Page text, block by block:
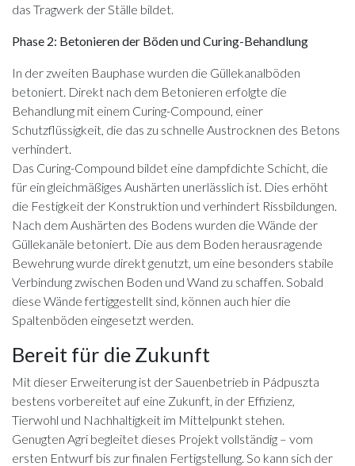
das Tragwerk der Ställe bildet.
Phase 2: Betonieren der Böden und Curing-Behandlung
In der zweiten Bauphase wurden die Güllekanalböden
betoniert. Direkt nach dem Betonieren erfolgte die
Behandlung mit einem Curing-Compound, einer
Schutzflüssigkeit, die das zu schnelle Austrocknen des Betons
verhindert.
Das Curing-Compound bildet eine dampfdichte Schicht, die
für ein gleichmäßiges Aushärten unerlässlich ist. Dies erhöht
die Festigkeit der Konstruktion und verhindert Rissbildungen.
Nach dem Aushärten des Bodens wurden die Wände der
Güllekanäle betoniert. Die aus dem Boden herausragende
Bewehrung wurde direkt genutzt, um eine besonders stabile
Verbindung zwischen Boden und Wand zu schaffen. Sobald
diese Wände fertiggestellt sind, können auch hier die
Spaltenböden eingesetzt werden.
Bereit für die Zukunft
Mit dieser Erweiterung ist der Sauenbetrieb in Pádpuszta
bestens vorbereitet auf eine Zukunft, in der Effizienz,
Tierwohl und Nachhaltigkeit im Mittelpunkt stehen.
Genugten Agri begleitet dieses Projekt vollständig – vom
ersten Entwurf bis zur finalen Fertigstellung. So kann sich der